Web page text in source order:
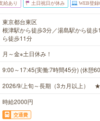
給あり 土日祝日が休み WEB登録
東京都台東区
根津駅から徒歩3分／湯島駅から徒
ら徒歩11分
月～金※土日休み！
9:00～17:45(実働:7時間45分) (休憩
2026/9/上旬～長期（3カ月以上）
時給2000円
交通費